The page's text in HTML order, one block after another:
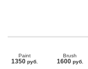
Paint
1350 руб.
Brush
1600 руб.